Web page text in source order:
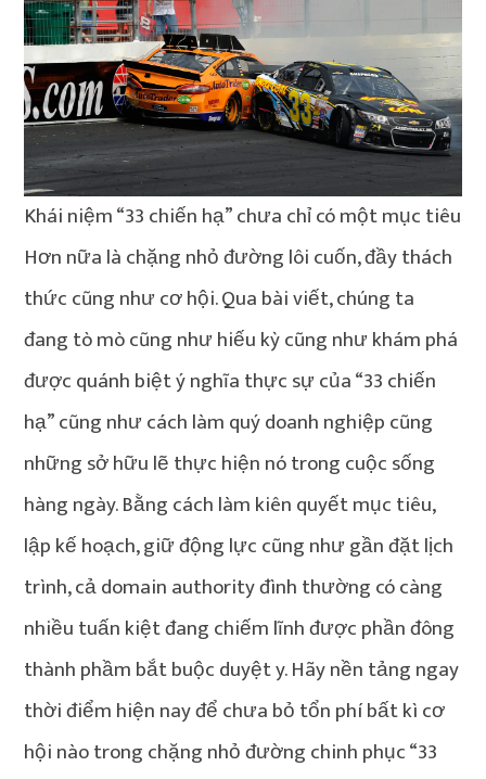
Khái niệm “33 chiến hạ” chưa chỉ có một mục tiêu
Hơn nữa là chặng nhỏ đường lôi cuốn, đầy thách
thức cũng như cơ hội. Qua bài viết, chúng ta
đang tò mò cũng như hiếu kỳ cũng như khám phá
được quánh biệt ý nghĩa thực sự của “33 chiến
hạ” cũng như cách làm quý doanh nghiệp cũng
những sở hữu lẽ thực hiện nó trong cuộc sống
hàng ngày. Bằng cách làm kiên quyết mục tiêu,
lập kế hoạch, giữ động lực cũng như gần đặt lịch
trình, cả domain authority đình thường có càng
nhiều tuấn kiệt đang chiếm lĩnh được phần đông
thành phầm bắt buộc duyệt y. Hãy nền tảng ngay
thời điểm hiện nay để chưa bỏ tổn phí bất kì cơ
hội nào trong chặng nhỏ đường chinh phục “33